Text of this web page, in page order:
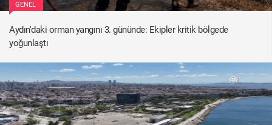
GENEL
Aydın'daki orman yangını 3. gününde: Ekipler kritik bölgede
yoğunlaştı